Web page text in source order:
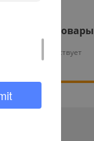
на все товары
действует
от 12 месяцев